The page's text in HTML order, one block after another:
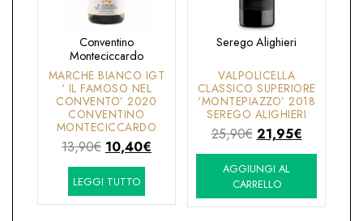
Conventino
Monteciccardo
MARCHE BIANCO IGT
‘ IL FAMOSO NEL
CONVENTO’ 2020
CONVENTINO
MONTECICCARDO
13,90€ Il
prezzo
originale
era:
10,40€Il
è:
LEGGI TUTTO
Serego Alighieri
VALPOLICELLA
CLASSICO SUPERIORE
‘MONTEPIAZZO’ 2018
SEREGO ALIGHIERI
25,90€ Il
prezzo
originale
era:
25,90€.
21,95€Il
prezzo
21,95€.
AGGIUNGI AL
CARRELLO